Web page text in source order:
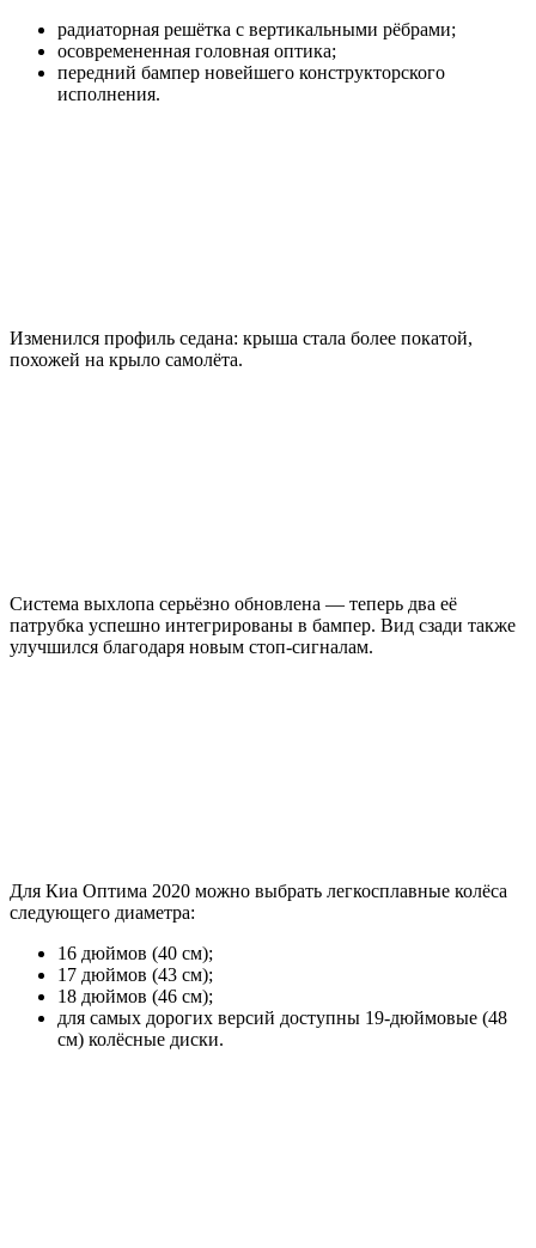
радиаторная решётка с вертикальными рёбрами;
осовремененная головная оптика;
передний бампер новейшего конструкторского
исполнения.
Изменился профиль седана: крыша стала более покатой,
похожей на крыло самолёта.
Система выхлопа серьёзно обновлена — теперь два её
патрубка успешно интегрированы в бампер. Вид сзади также
улучшился благодаря новым стоп-сигналам.
Для Киа Оптима 2020 можно выбрать легкосплавные колёса
следующего диаметра:
16 дюймов (40 см);
17 дюймов (43 см);
18 дюймов (46 см);
для самых дорогих версий доступны 19-дюймовые (48
см) колёсные диски.